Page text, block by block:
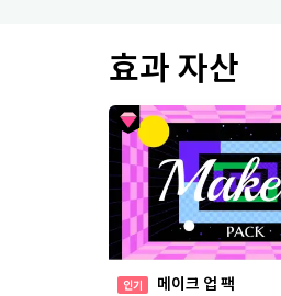
효과 자산
인기 메이크 업 팩